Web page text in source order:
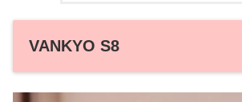
VANKYO S8